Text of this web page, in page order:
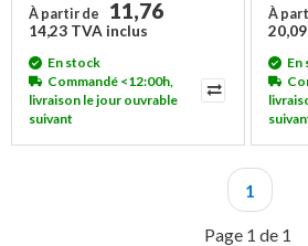
À partir de 11,76
14,23 TVA inclus
En stock
Commandé <12:00h,
livraison le jour ouvrable
suivant
À
En
Page 1 de 1
1